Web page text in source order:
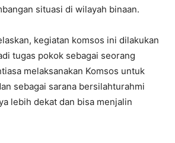
situasi di wilayah binaan.
kegiatan komsos ini dilakukan
tugas pokok sebagai seorang
melaksanakan Komsos untuk
sebagai sarana bersilahturahmi
lebih dekat dan bisa menjalin